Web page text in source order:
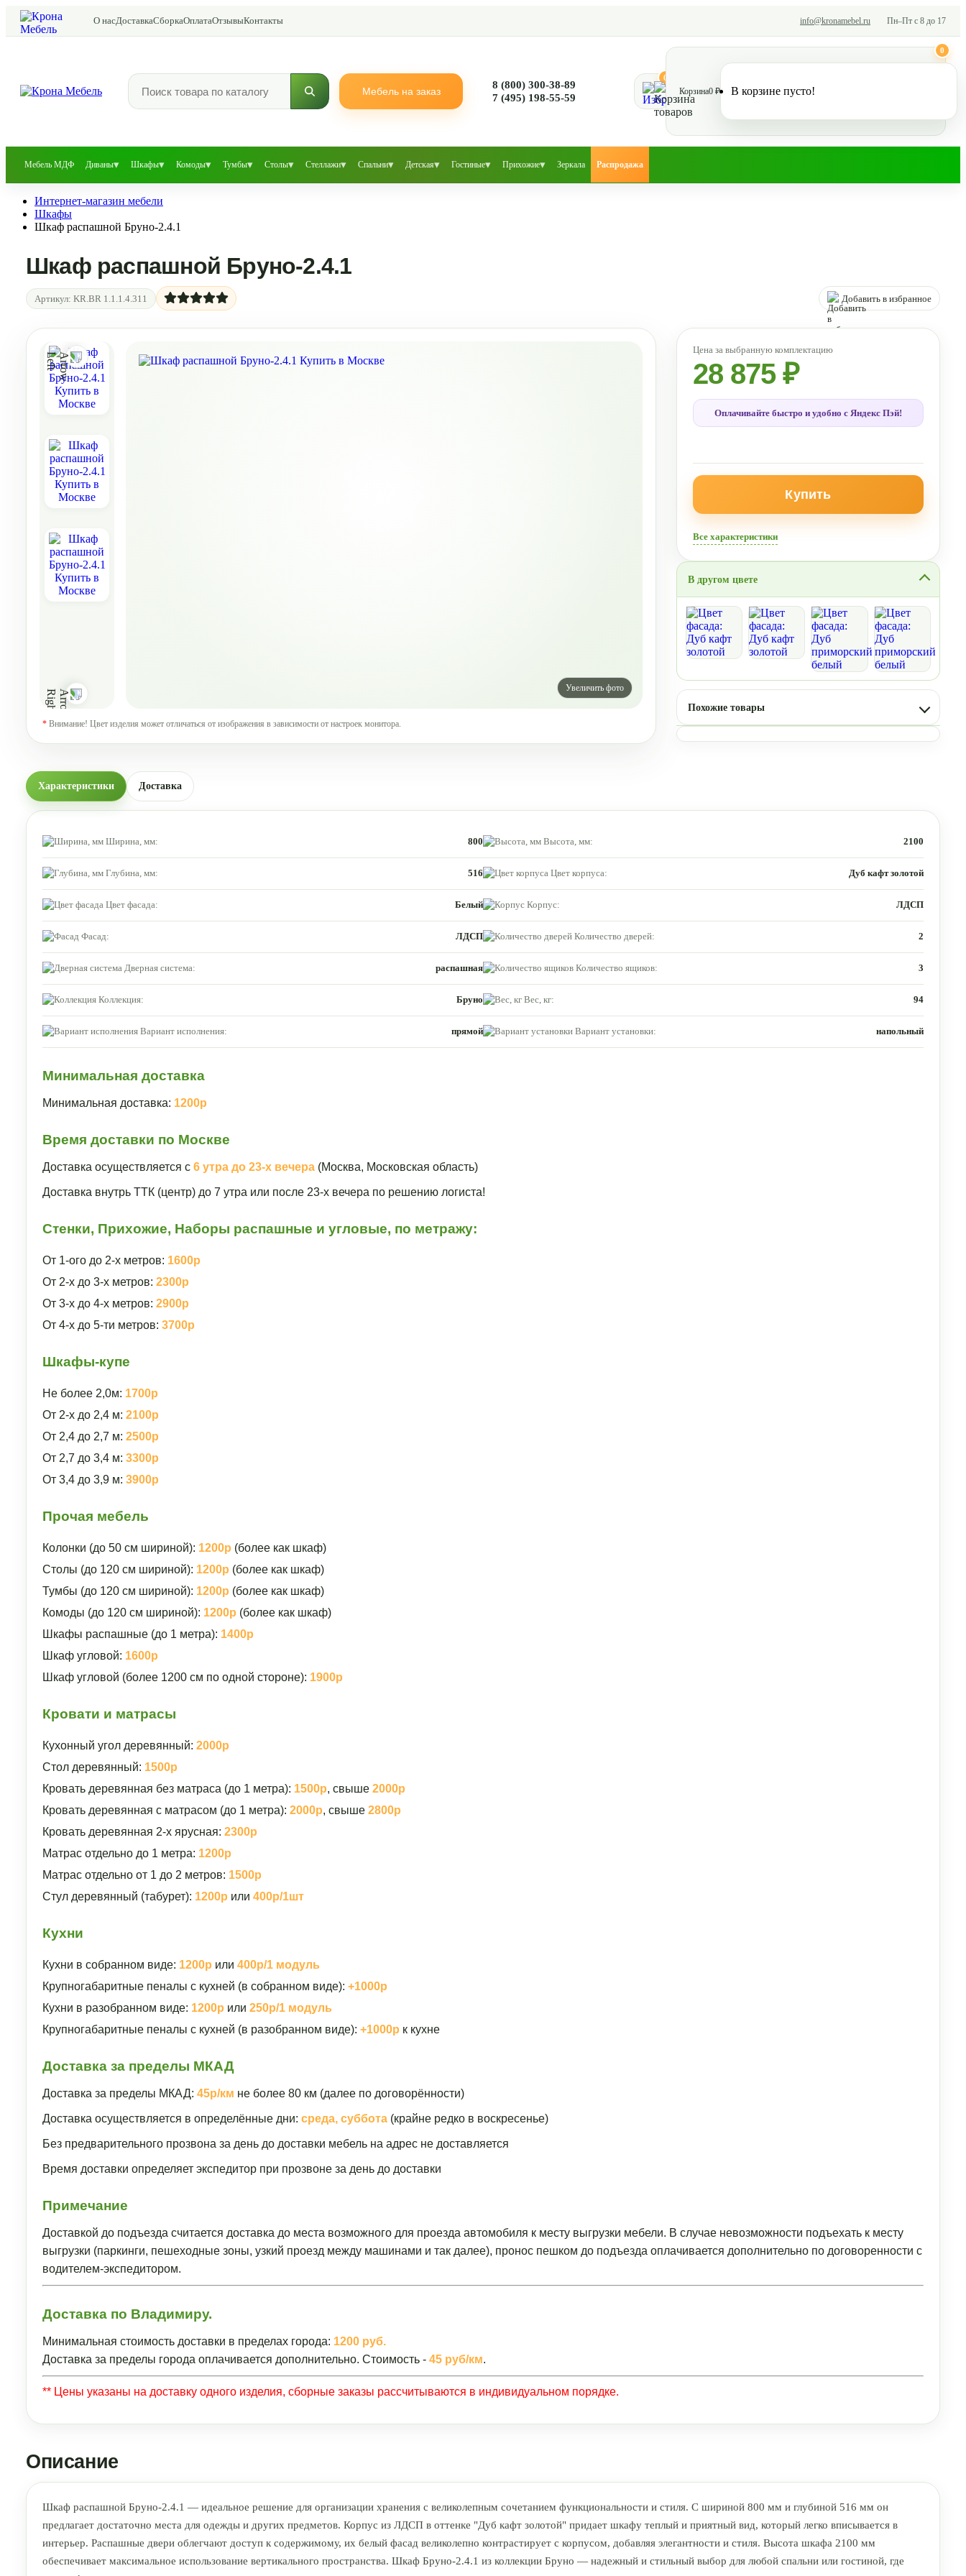
О насДоставкаСборкаОплатаОтзывыКонтакты info@kronamebel.ru Пн–Пт с 8 до 17
Мебель на заказ
8 (800) 300-38-89
7 (495) 198-55-59
0
Корзина
0
0 ₽ В корзине пусто!
Мебель МДФ Диваны▾ Шкафы▾ Комоды▾ Тумбы▾ Столы▾ Стеллажи▾ Спальни▾ Детская▾ Гостиные▾ Прихожие▾ Зеркала Распродажа
Интернет-магазин мебели
Шкафы
Шкаф распашной Бруно-2.4.1
Шкаф распашной Бруно-2.4.1
Артикул: KR.BR 1.1.1.4.311 Добавить в избранное
* Внимание! Цвет изделия может отличаться от изображения в зависимости от настроек монитора.
28 875 ₽
Оплачивайте быстро и удобно с Яндекс Пэй!
Купить
Все характеристики
В другом цвете
Похожие товары
Характеристики Доставка
Ширина, мм: 800 Высота, мм: 2100
Глубина, мм: 516 Цвет корпуса: Дуб кафт золотой
Цвет фасада: Белый Корпус: ЛДСП
Фасад: ЛДСП Количество дверей: 2
Дверная система: распашная Количество ящиков: 3
Коллекция: Бруно Вес, кг: 94
Вариант исполнения: прямой Вариант установки: напольный
Минимальная доставка
Минимальная доставка: 1200р
Время доставки по Москве
Доставка осуществляется с 6 утра до 23-х вечера (Москва, Московская область)
Доставка внутрь ТТК (центр) до 7 утра или после 23-х вечера по решению логиста!
Стенки, Прихожие, Наборы распашные и угловые, по метражу:
От 1-ого до 2-х метров: 1600р
От 2-х до 3-х метров: 2300р
От 3-х до 4-х метров: 2900р
От 4-х до 5-ти метров: 3700р
Шкафы-купе
Не более 2,0м: 1700р
От 2-х до 2,4 м: 2100р
От 2,4 до 2,7 м: 2500р
От 2,7 до 3,4 м: 3300р
От 3,4 до 3,9 м: 3900р
Прочая мебель
Колонки (до 50 см шириной): 1200р (более как шкаф)
Столы (до 120 см шириной): 1200р (более как шкаф)
Тумбы (до 120 см шириной): 1200р (более как шкаф)
Комоды (до 120 см шириной): 1200р (более как шкаф)
Шкафы распашные (до 1 метра): 1400р
Шкаф угловой: 1600р
Шкаф угловой (более 1200 см по одной стороне): 1900р
Кровати и матрасы
Кухонный угол деревянный: 2000р
Стол деревянный: 1500р
Кровать деревянная без матраса (до 1 метра): 1500р, свыше 2000р
Кровать деревянная с матрасом (до 1 метра): 2000р, свыше 2800р
Кровать деревянная 2-х ярусная: 2300р
Матрас отдельно до 1 метра: 1200р
Матрас отдельно от 1 до 2 метров: 1500р
Стул деревянный (табурет): 1200р или 400р/1шт
Кухни
Кухни в собранном виде: 1200р или 400р/1 модуль
Крупногабаритные пеналы с кухней (в собранном виде): +1000р
Кухни в разобранном виде: 1200р или 250р/1 модуль
Крупногабаритные пеналы с кухней (в разобранном виде): +1000р к кухне
Доставка за пределы МКАД
Доставка за пределы МКАД: 45р/км не более 80 км (далее по договорённости)
Доставка осуществляется в определённые дни: среда, суббота (крайне редко в воскресенье)
Без предварительного прозвона за день до доставки мебель на адрес не доставляется
Время доставки определяет экспедитор при прозвоне за день до доставки
Примечание
Доставкой до подъезда считается доставка до места возможного для проезда автомобиля к месту выгрузки мебели. В случае невозможности подъехать к месту
выгрузки (паркинги, пешеходные зоны, узкий проезд между машинами и так далее), пронос пешком до подъезда оплачивается дополнительно по договоренности с
водителем-экспедитором.
Доставка по Владимиру.
Минимальная стоимость доставки в пределах города: 1200 руб.
Доставка за пределы города оплачивается дополнительно. Стоимость - 45 руб/км.
** Цены указаны на доставку одного изделия, сборные заказы рассчитываются в индивидуальном порядке.
Описание
Шкаф распашной Бруно-2.4.1 — идеальное решение для организации хранения с великолепным сочетанием функциональности и стиля. С шириной 800 мм и глубиной 516 мм он
предлагает достаточно места для одежды и других предметов. Корпус из ЛДСП в оттенке "Дуб кафт золотой" придает шкафу теплый и приятный вид, который легко вписывается в
интерьер. Распашные двери облегчают доступ к содержимому, их белый фасад великолепно контрастирует с корпусом, добавляя элегантности и стиля. Высота шкафа 2100 мм
обеспечивает максимальное использование вертикального пространства. Шкаф Бруно-2.4.1 из коллекции Бруно — надежный и стильный выбор для любой спальни или гостиной, где